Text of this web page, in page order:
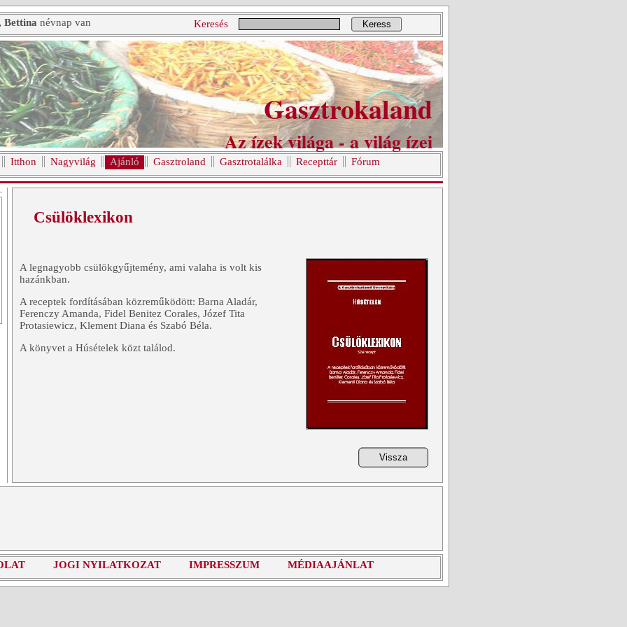
Bettina névnap van Keresés Keress
Gasztrokaland
Az ízek világa - a világ ízei
Itthon Nagyvilág Ajánló Gasztroland Gasztrotalálka Recepttár Fórum
Csülöklexikon
A legnagyobb csülökgyűjtemény, ami valaha is volt kis
hazánkban.
A receptek fordításában közreműködött: Barna Aladár,
Ferenczy Amanda, Fidel Benitez Corales, Józef Tita
Protasiewicz, Klement Diana és Szabó Béla.
A könyvet a Húsételek közt találod.
JOGI NYILATKOZAT IMPRESSZUM MÉDIAAJÁNLAT